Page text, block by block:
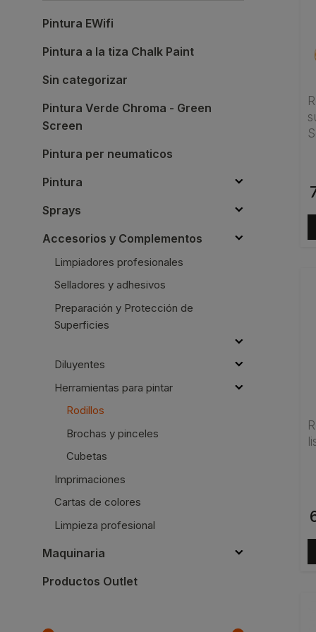
Pintura EWifi
Pintura a la tiza Chalk Paint
Sin categorizar
Pintura Verde Chroma - Green
Screen
Pintura per neumaticos
Pintura
Sprays
Accesorios y Complementos
Limpiadores profesionales
Selladores y adhesivos
Preparación y Protección de
Superficies
Diluyentes
Herramientas para pintar
Rodillos
Brochas y pinceles
Cubetas
Imprimaciones
Cartas de colores
Limpieza profesional
Maquinaria
Productos Outlet